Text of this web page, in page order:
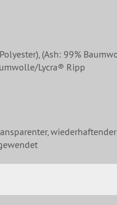
(Ash: 99%
Lycra® Ripp